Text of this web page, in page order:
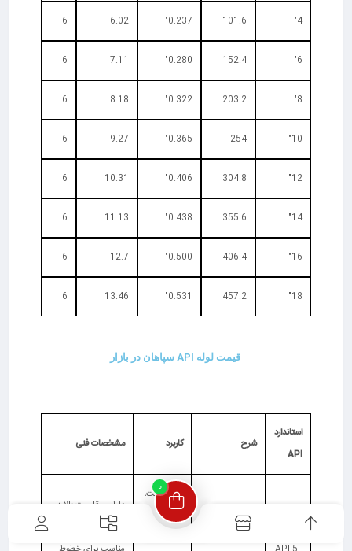
4"
101.6
0.237"
6.02
6
6"
152.4
0.280"
7.11
6
8"
203.2
0.322"
8.18
6
10"
254
0.365"
9.27
6
12"
304.8
0.406"
10.31
6
14"
355.6
0.438"
11.13
6
16"
406.4
0.500"
12.7
6
18"
457.2
0.531"
13.46
6
قیمت لوله API سپاهان در بازار
استاندارد
API
شرح کاربرد مشخصات فنی
استاندارد
صنایع نفت،
دارای مقاومت بالا در
برابر فشار و خوردگی،
0